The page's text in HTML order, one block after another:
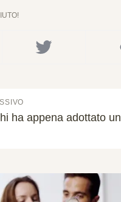
ha appena adottato un